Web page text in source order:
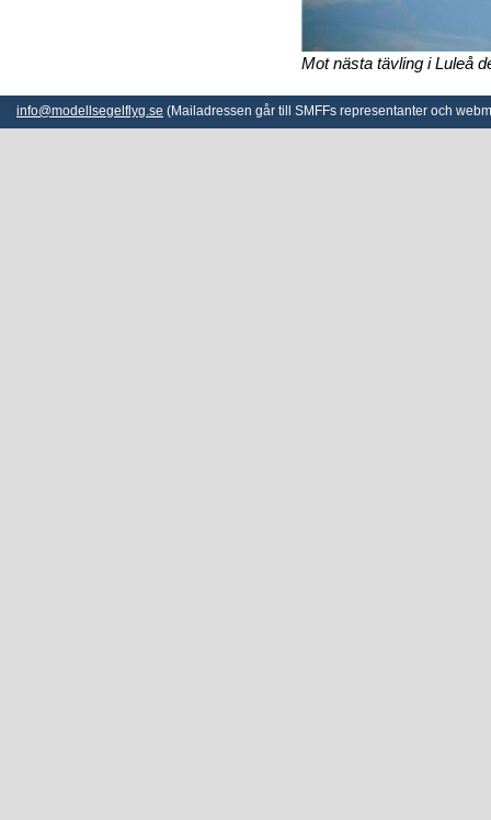
Mot nästa tävling i Luleå
info@modellsegelflyg.se (Mailadressen går till SMFFs representanter och